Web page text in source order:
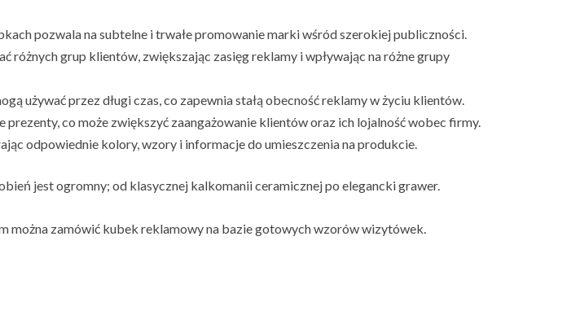
pozwala na subtelne i trwałe promowanie marki wśród szerokiej publiczności.
różnych grup klientów, zwiększając zasięg reklamy i wpływając na różne grupy
używać przez długi czas, co zapewnia stałą obecność reklamy w życiu klientów.
co może zwiększyć zaangażowanie klientów oraz ich lojalność wobec firmy.
odpowiednie kolory, wzory i informacje do umieszczenia na produkcie.
jest ogromny; od klasycznej kalkomanii ceramicznej po elegancki grawer.
można zamówić kubek reklamowy na bazie gotowych wzorów wizytówek.